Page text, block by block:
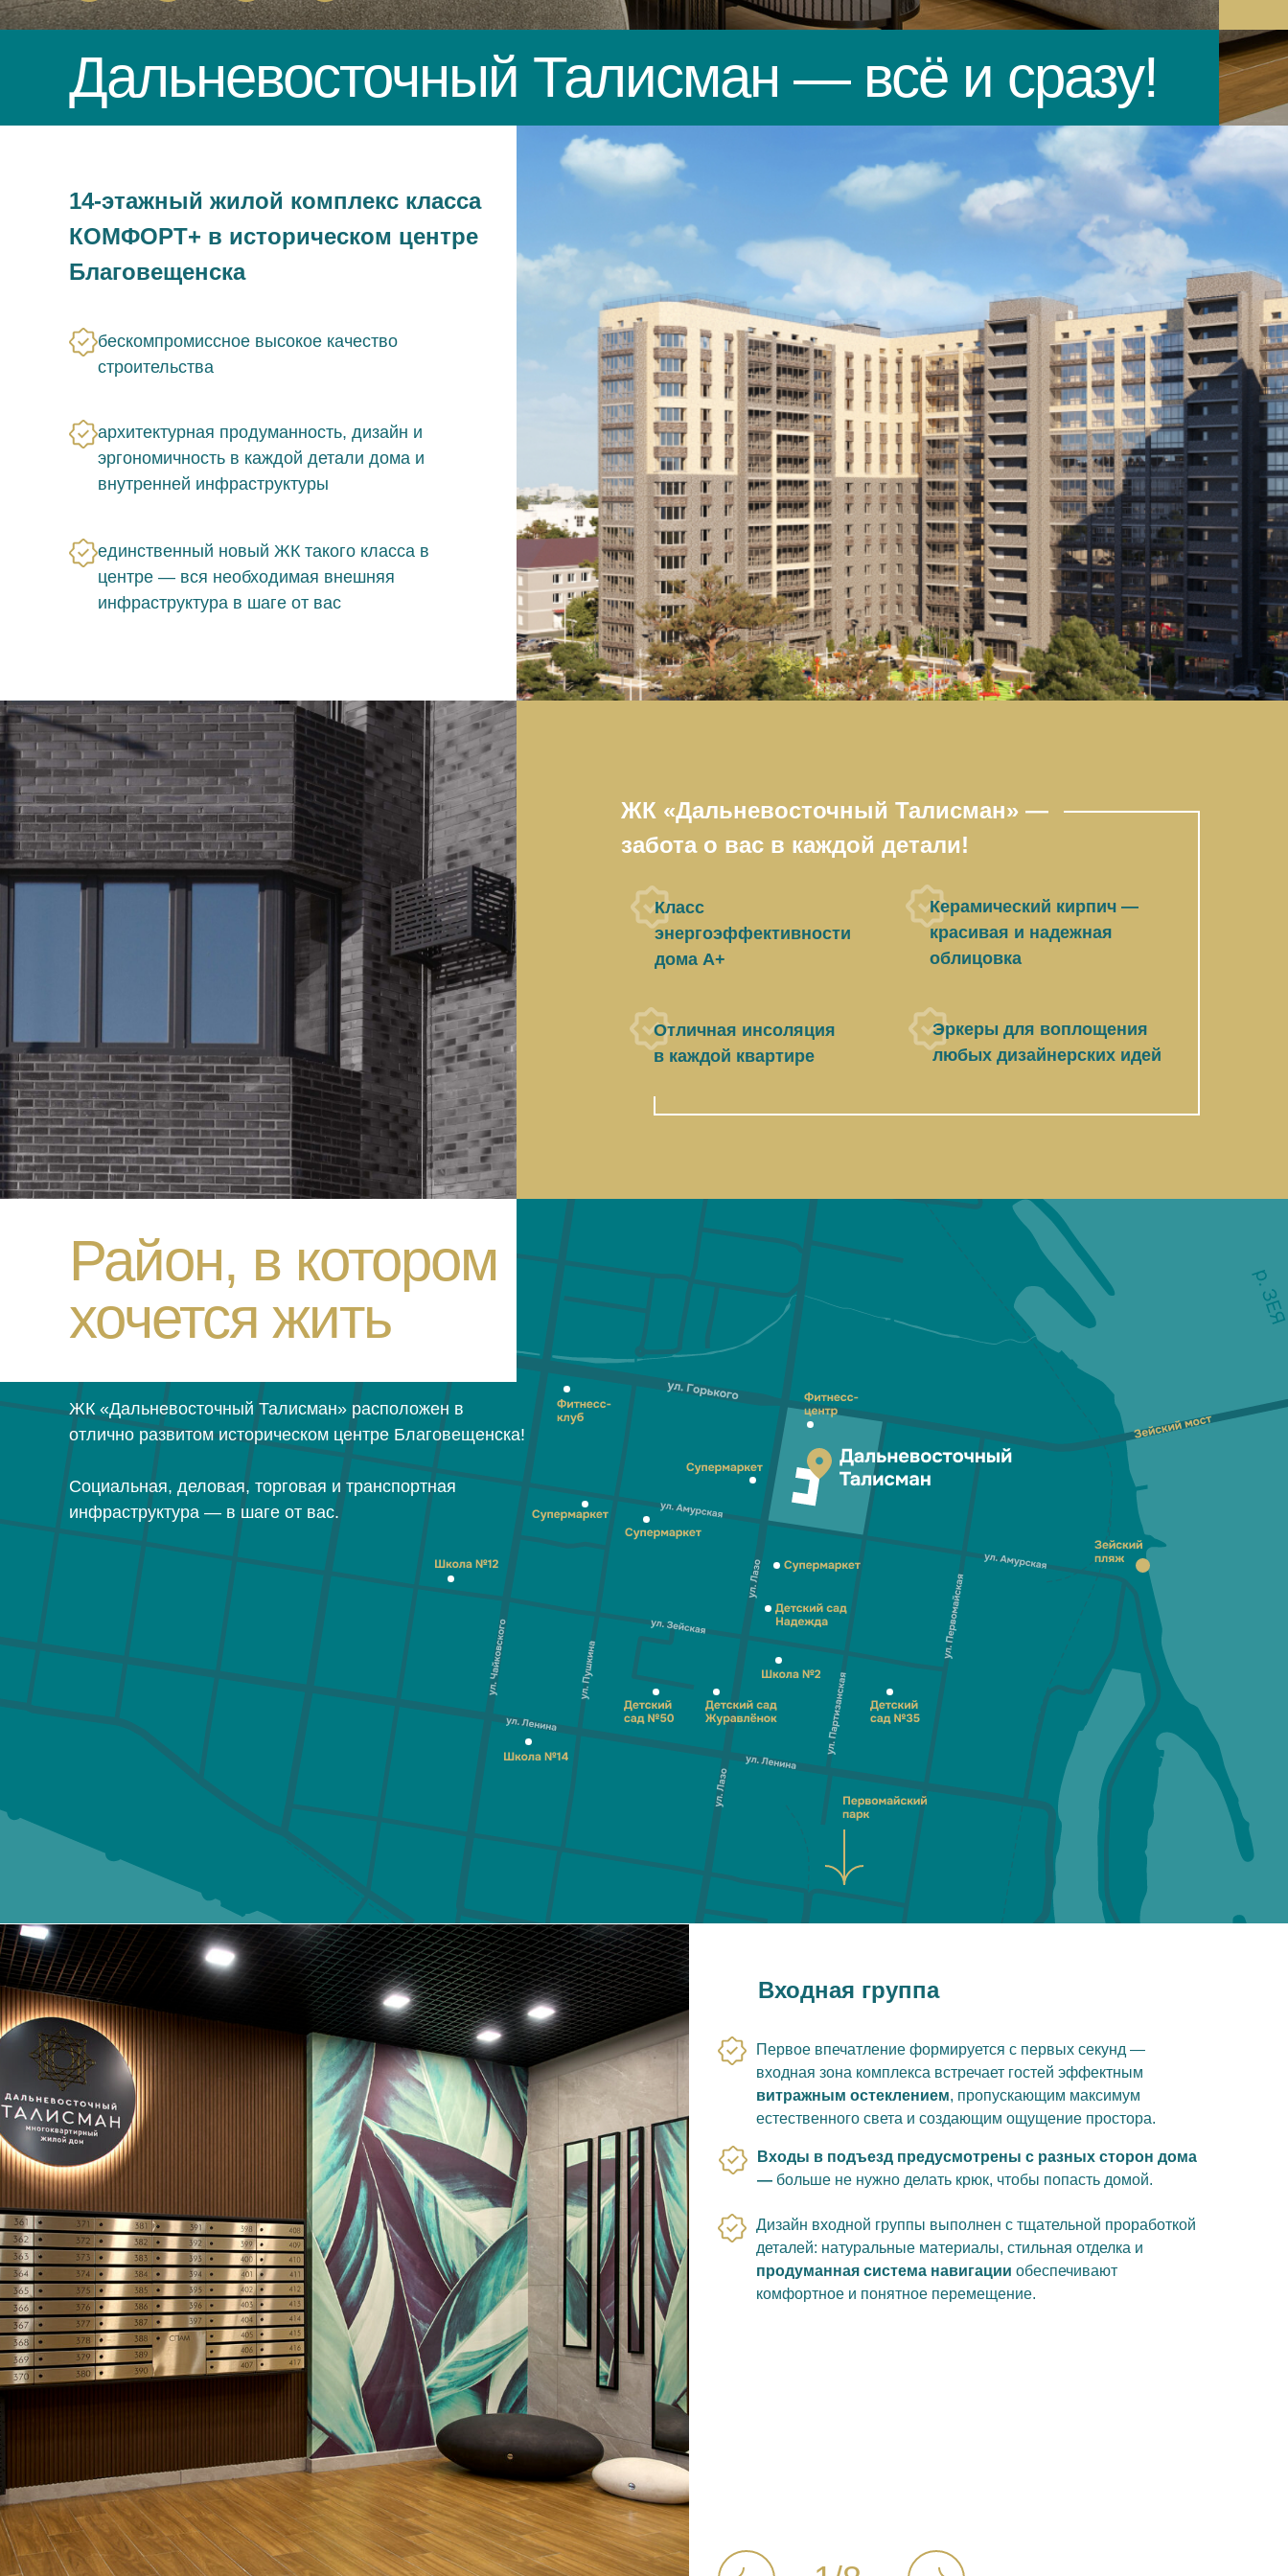
Дальневосточный Талисман — всё и сразу!
14-этажный жилой комплекс класса
КОМФОРТ+ в историческом центре
Благовещенска
единственный новый ЖК такого класса в
центре — вся необходимая внешняя
инфраструктура в шаге от вас
архитектурная продуманность, дизайн и
эргономичность в каждой детали дома и
внутренней инфраструктуры
бескомпромиссное высокое качество
строительства
Эркеры для воплощения
любых дизайнерских идей
Керамический кирпич —
красивая и надежная
облицовка
Отличная инсоляция
в каждой квартире
Класс
энергоэффективности
дома А+
ЖК «Дальневосточный Талисман» —
забота о вас в каждой детали!
Район, в котором
хочется жить
ЖК «Дальневосточный Талисман» расположен в
отлично развитом историческом центре Благовещенска!
Социальная, деловая, торговая и транспортная
инфраструктура — в шаге от вас.
Дизайн входной группы выполнен с тщательной проработкой
деталей: натуральные материалы, стильная отделка и
продуманная система навигации обеспечивают
комфортное и понятное перемещение.
Входы в подъезд предусмотрены с разных сторон дома
— больше не нужно делать крюк, чтобы попасть домой.
Входная группа
Первое впечатление формируется с первых секунд —
входная зона комплекса встречает гостей эффектным
витражным остеклением, пропускающим максимум
естественного света и создающим ощущение простора.